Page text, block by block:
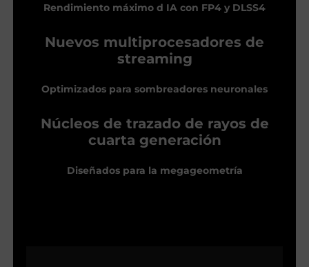
Rendimiento máximo d IA con FP4 y DLSS4
Nuevos multiprocesadores de
streaming
Optimizados para sombreadores neuronales
Núcleos de trazado de rayos de
cuarta generación
Diseñados para la megageometría